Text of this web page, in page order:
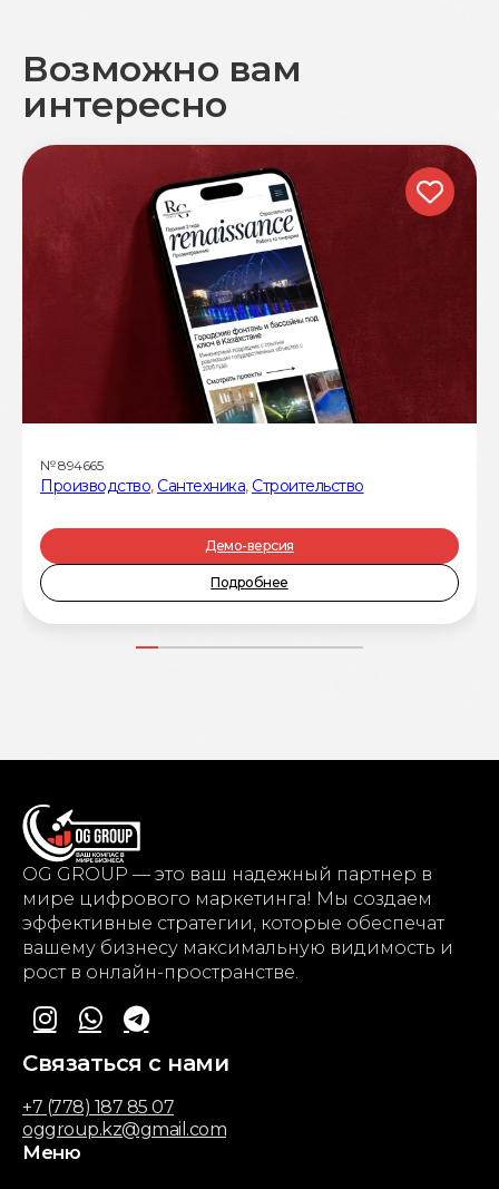
Возможно вам
интересно
№894665
Производство, Сантехника, Строительство
Демо-версия
Подробнее
OG GROUP — это ваш надежный партнер в
мире цифрового маркетинга! Мы создаем
эффективные стратегии, которые обеспечат
вашему бизнесу максимальную видимость и
рост в онлайн-пространстве.
Связаться с нами
+7 (778) 187 85 07
oggroup.kz@gmail.com
Меню